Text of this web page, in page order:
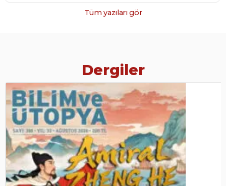
Tüm yazıları gör
Dergiler